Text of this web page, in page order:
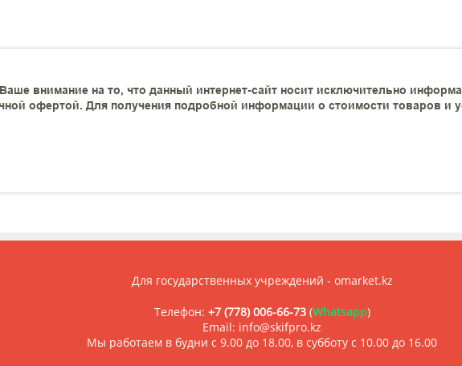
внимание на то, что данный интернет-сайт носит исключительно
офертой. Для получения подробной информации о стоимости товаров и
Для государственных учреждений - omarket.kz
Телефон: +7 (778) 006-66-73(Whatsapp)
Email: info@skifpro.kz
Мы работаем в будни с 9.00 до 18.00, в субботу с 10.00 до 16.00